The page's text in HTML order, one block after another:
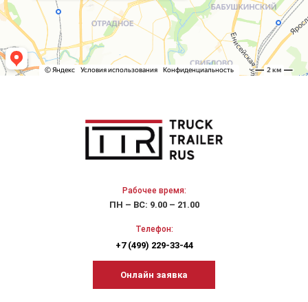
Рабочее время:
ПН – ВС: 9.00 – 21.00
Телефон:
+7 (499) 229-33-44
Онлайн заявка